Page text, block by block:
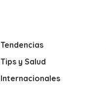
Tendencias
Tips y Salud
Internacionales